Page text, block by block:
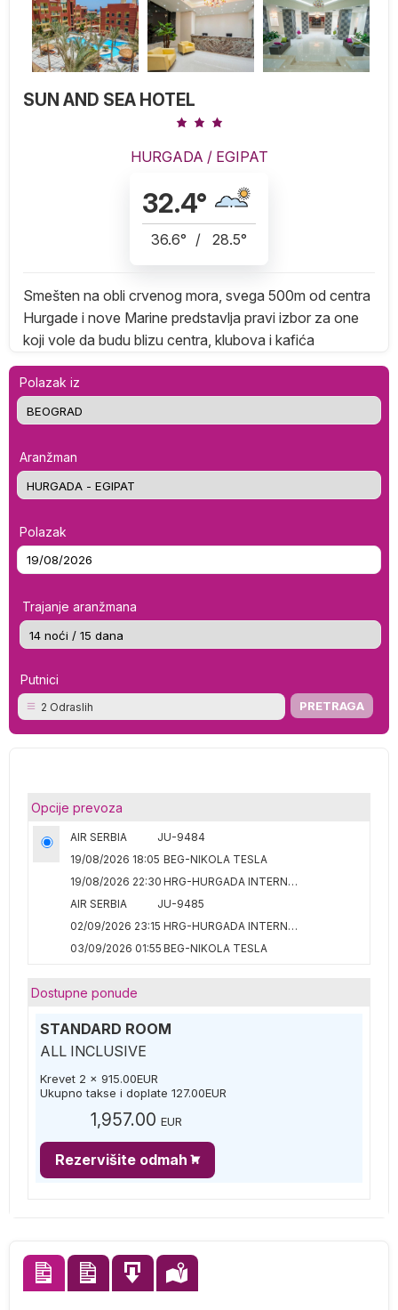
SUN AND SEA HOTEL
HURGADA / EGIPAT
32.4°
36.6° / 28.5°
Smešten na obli crvenog mora, svega 500m od centra
Hurgade i nove Marine predstavlja pravi izbor za one
koji vole da budu blizu centra, klubova i kafića
Polazak iz
Aranžman
Polazak
Trajanje aranžmana
Putnici
2 Odraslih
Opcije prevoza
AIR SERBIA
JU-9484
19/08/2026 18:05 BEG-NIKOLA TESLA
19/08/2026 22:30
HRG-HURGADA INTERNATIONAL
AIR SERBIA
JU-9485
02/09/2026 23:15
HRG-HURGADA INTERNATIONAL
03/09/2026 01:55 BEG-NIKOLA TESLA
Dostupne ponude
STANDARD ROOM
ALL INCLUSIVE
Krevet 2 x 915.00EUR
Ukupno takse i doplate 127.00EUR
1,957.00 EUR
Rezervišite odmah